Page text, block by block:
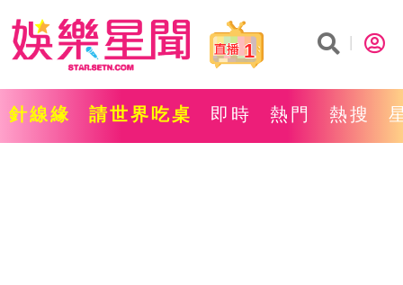
1
針線緣 請世界吃桌 即時 熱門 熱搜